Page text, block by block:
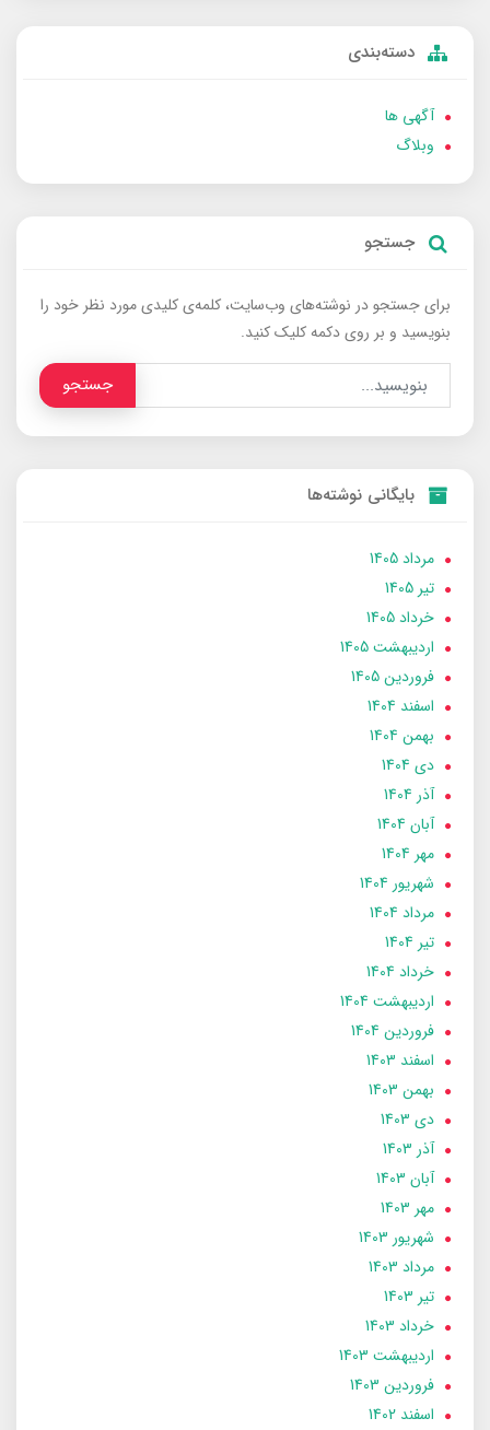
دسته‌بندی
آگهی ها
وبلاگ
جستجو
برای جستجو در نوشته‌های وب‌سایت، کلمه‌ی کلیدی مورد نظر خود را
بنویسید و بر روی دکمه کلیک کنید.
جستجو
بایگانی نوشته‌ها
مرداد 1405
تير 1405
خرداد 1405
ارديبهشت 1405
فروردین 1405
اسفند 1404
بهمن 1404
دی 1404
آذر 1404
آبان 1404
مهر 1404
شهریور 1404
مرداد 1404
تير 1404
خرداد 1404
ارديبهشت 1404
فروردین 1404
اسفند 1403
بهمن 1403
دی 1403
آذر 1403
آبان 1403
مهر 1403
شهریور 1403
مرداد 1403
تير 1403
خرداد 1403
ارديبهشت 1403
فروردین 1403
اسفند 1402